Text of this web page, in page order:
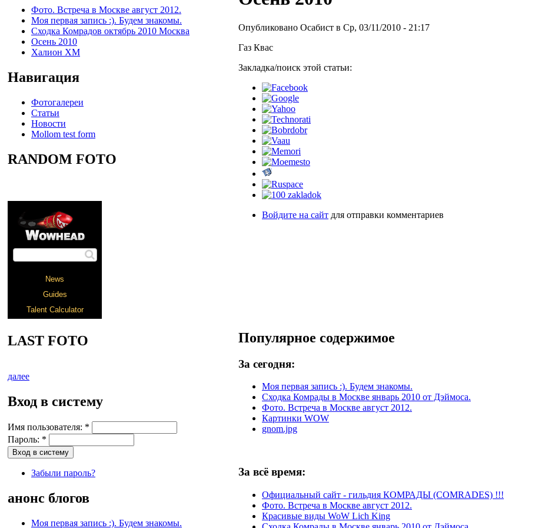
Фото. Встреча в Москве август 2012.
Моя первая запись :). Будем знакомы.
Сходка Комрадов октябрь 2010 Москва
Осень 2010
Халион ХМ
Навигация
Фотогалереи
Статьи
Новости
Mollom test form
RANDOM FOTO
LAST FOTO
далее
Вход в систему
Имя пользователя: *
Пароль: *
Забыли пароль?
анонс блогов
Моя первая запись :). Будем знакомы.
Опубликовано Осабист в Ср, 03/11/2010 - 21:17
Газ Квас
Закладка/поиск этой статьи:
Войдите на сайт для отправки комментариев
Популярное содержимое
За сегодня:
Моя первая запись :). Будем знакомы.
Сходка Комрады в Москве январь 2010 от Дэймоса.
Фото. Встреча в Москве август 2012.
Картинки WOW
gnom.jpg
За всё время:
Официальный сайт - гильдия КОМРАДЫ (COMRADES) !!!
Фото. Встреча в Москве август 2012.
Красивые виды WoW Lich King